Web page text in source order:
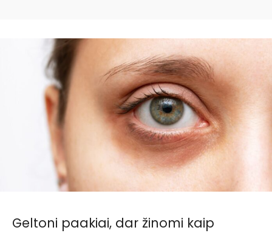
Geltoni paakiai, dar žinomi kaip